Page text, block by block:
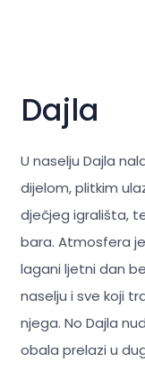
Dajla
U naselju Dajla
dijelom, plitkim
dječjeg igrališta,
bara. Atmosfera
lagani ljetni dan
naselju i sve koji
njega. No Dajla
obala prelazi u